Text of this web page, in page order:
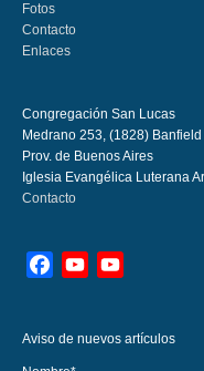
Fotos
Contacto
Enlaces
Congregación San Lucas
Medrano 253, (1828) Banfield
Prov. de Buenos Aires
Iglesia Evangélica Luterana
Contacto
FacebookYouTube
Aviso de nuevos artículos